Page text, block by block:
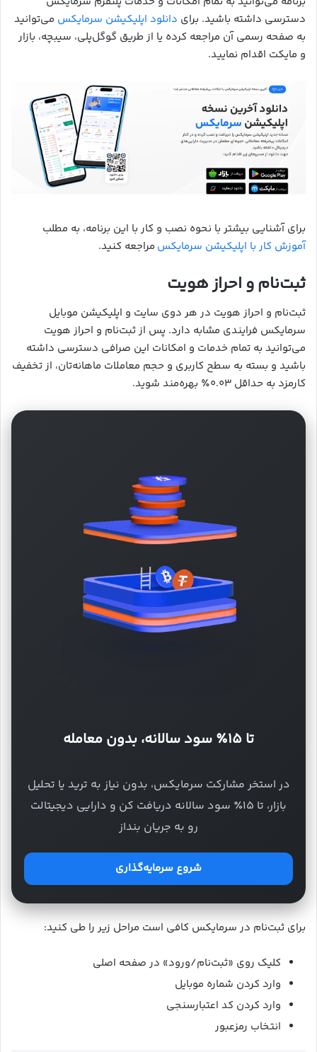
دسترسی داشته باشید. برای دانلود اپلیکیشن سرمایکس می‌توانید
به صفحه رسمی آن مراجعه کرده یا از طریق گوگل‌پلی، سیبچه، بازار
و مایکت اقدام نمایید.
برای آشنایی بیشتر با نحوه نصب و کار با این برنامه، به مطلب
آموزش کار با اپلیکیشن سرمایکس مراجعه کنید.
ثبت‌نام و احراز هویت
ثبت‌نام و احراز هویت در هر دوی سایت و اپلیکیشن موبایل
سرمایکس فرایندی مشابه دارد. پس از ثبت‌نام و احراز هویت
می‌توانید به تمام خدمات و امکانات این صرافی دسترسی داشته
باشید و بسته به سطح کاربری و حجم معاملات ماهانه‌تان، از تخفیف
کارمزد به حداقل ۰.۰۳٪ بهره‌مند شوید.
تا ۱۵٪ سود سالانه، بدون معامله
در استخر مشارکت سرمایکس، بدون نیاز به ترید یا تحلیل
بازار، تا ۱۵٪ سود سالانه دریافت کن و دارایی دیجیتالت
رو به جریان بنداز
شروع سرمایه‌گذاری
برای ثبت‌نام در سرمایکس کافی است مراحل زیر را طی کنید:
کلیک روی «ثبت‌نام/ورود» در صفحه اصلی
وارد کردن شماره موبایل
وارد کردن کد اعتبارسنجی
انتخاب رمزعبور